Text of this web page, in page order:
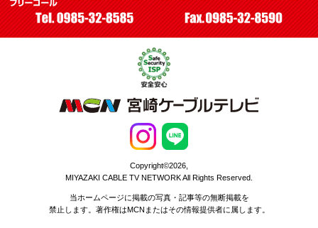
Copyright©2026,
MIYAZAKI CABLE TV NETWORK All Rights Reserved.
当ホームページに掲載の写真・記事等の無断掲載を
禁止します。著作権はMCNまたはその情報提供者に属します。